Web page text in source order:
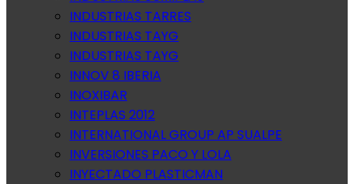
INDUSTRIAS TARRES
INDUSTRIAS TAYG
INDUSTRIAS TAYG
INNOV 8 IBERIA
INOXIBAR
INTEPLAS 2012
INTERNATIONAL GROUP AP SUALPE
INVERSIONES PACO Y LOLA
INYECTADO PLASTICMAN